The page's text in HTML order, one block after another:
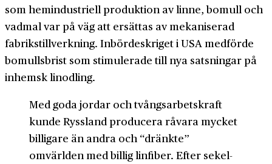
som hemindustriell produktion av linne, bomull och
vadmal var på väg att ersättas av mekaniserad
fabriks­tillverkning. Inbördeskriget i USA medförde
bomulls­brist som stimulerade till nya satsningar på
inhemsk linodling.
Med goda jordar och tvångs­arbetskraft
kunde Ryssland producera råvara mycket
billigare än andra och “dränkte”
omvärlden med billig linfiber. Efter sekel­